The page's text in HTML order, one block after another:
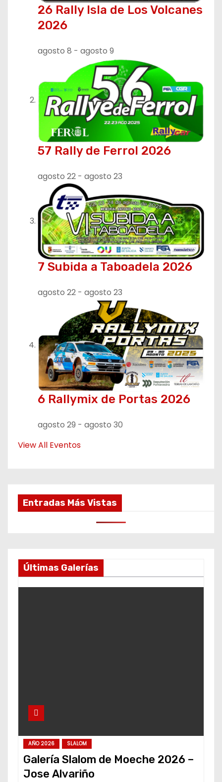
26 Rally Isla de Los Volcanes
2026
agosto 8 - agosto 9
57 Rally de Ferrol 2026
agosto 22 - agosto 23
7 Subida a Taboadela 2026
agosto 22 - agosto 23
6 Rallymix de Portas 2026
agosto 29 - agosto 30
View All Eventos
Entradas Más Vistas
Últimas Galerías
AÑO 2026 SLALOM
Galería Slalom de Moeche 2026 –
Jose Alvariño